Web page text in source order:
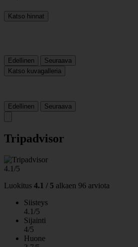
Katso hinnat
Edellinen
Seuraava
Katso kuvagalleria
Edellinen Seuraava
Tripadvisor
4.1/5
Luokitus 4.1 / 5 alkaen 96 arviota
Siisteys
4.1/5
Sijainti
4/5
Huone